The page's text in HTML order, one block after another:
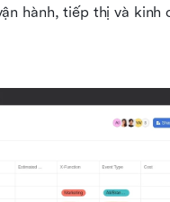
hành, tiếp thị và kinh